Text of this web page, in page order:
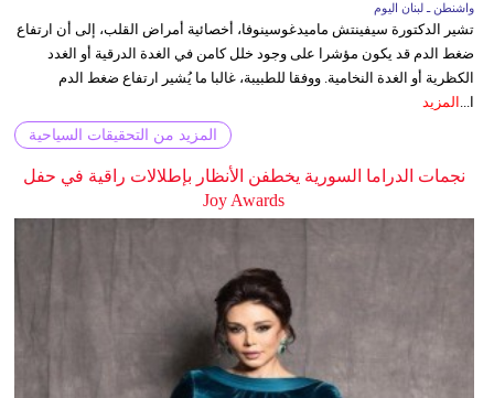
واشنطن ـ لبنان اليوم
تشير الدكتورة سيفينتش ماميدغوسينوفا، أخصائية أمراض القلب، إلى أن ارتفاع
ضغط الدم قد يكون مؤشرا على وجود خلل كامن في الغدة الدرقية أو الغدد
الكظرية أو الغدة النخامية. ووفقا للطبيبة، غالبا ما يُشير ارتفاع ضغط الدم
ا... المزيد
المزيد من التحقيقات السياحية
نجمات الدراما السورية يخطفن الأنظار بإطلالات راقية في حفل
Joy Awards